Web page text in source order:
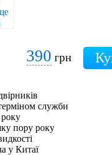
390 грн
служби
пору року
у Китаї